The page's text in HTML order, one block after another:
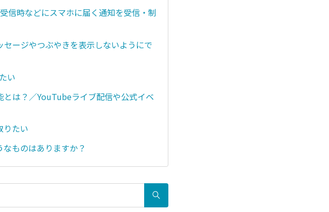
信時などにスマホに届く通知を受信・制
セージやつぶやきを表示しないようにで
い
とは？／YouTubeライブ配信や公式イベ
りたい
なものはありますか？